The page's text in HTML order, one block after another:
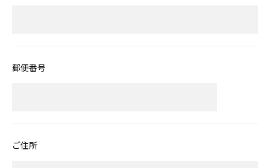
郵便番号
ご住所